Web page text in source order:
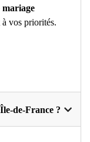
mariage
à vos priorités.
de-France ?